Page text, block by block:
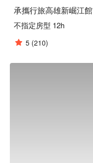
承攜行旅高雄新崛江館
不指定房型 12h
5 (210)